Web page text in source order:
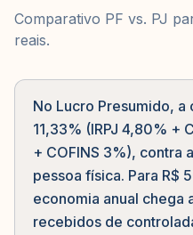
Comparativo PF vs. PJ
reais.
No Lucro Presumido,
11,33% (IRPJ 4,80% +
+ COFINS 3%), contra
pessoa física. Para R$
economia anual chega
recebidos de